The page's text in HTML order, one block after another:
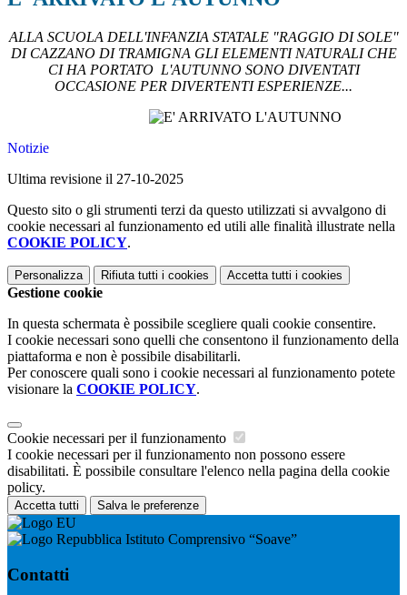
ALLA SCUOLA DELL'INFANZIA STATALE "RAGGIO DI SOLE"
DI CAZZANO DI TRAMIGNA GLI ELEMENTI NATURALI CHE
CI HA PORTATO L'AUTUNNO SONO DIVENTATI
OCCASIONE PER DIVERTENTI ESPERIENZE...
Notizie
Ultima revisione il 27-10-2025
Questo sito o gli strumenti terzi da questo utilizzati si avvalgono di
cookie necessari al funzionamento ed utili alle finalità illustrate nella
COOKIE POLICY.
Personalizza Rifiuta tutti i cookies Accetta tutti i cookies
Gestione cookie
In questa schermata è possibile scegliere quali cookie consentire.
I cookie necessari sono quelli che consentono il funzionamento della
piattaforma e non è possibile disabilitarli.
Per conoscere quali sono i cookie necessari al funzionamento potete
visionare la COOKIE POLICY.
Cookie necessari per il funzionamento
I cookie necessari per il funzionamento non possono essere
disabilitati. È possibile consultare l'elenco nella pagina della cookie
policy.
Accetta tutti Salva le preferenze
Istituto Comprensivo “Soave”
Contatti